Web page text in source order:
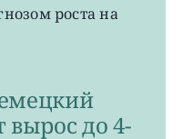
роста на
вырос до 4-